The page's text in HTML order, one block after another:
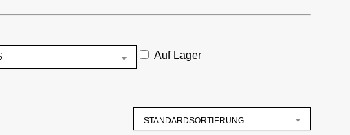
Auf Lager
STANDARDSORTIERUNG